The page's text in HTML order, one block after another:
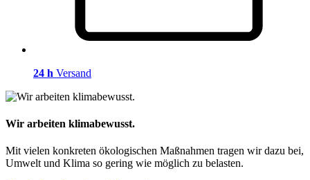
24 h Versand
Wir arbeiten klimabewusst.
Mit vielen konkreten ökologischen Maßnahmen tragen wir dazu bei,
Umwelt und Klima so gering wie möglich zu belasten.